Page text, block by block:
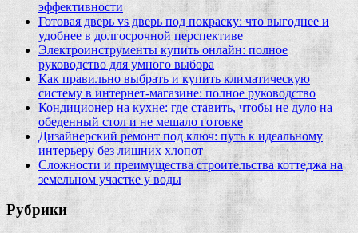
эффективности
Готовая дверь vs дверь под покраску: что выгоднее и
удобнее в долгосрочной перспективе
Электроинструменты купить онлайн: полное
руководство для умного выбора
Как правильно выбрать и купить климатическую
систему в интернет‑магазине: полное руководство
Кондиционер на кухне: где ставить, чтобы не дуло на
обеденный стол и не мешало готовке
Дизайнерский ремонт под ключ: путь к идеальному
интерьеру без лишних хлопот
Сложности и преимущества строительства коттеджа на
земельном участке у воды
Рубрики